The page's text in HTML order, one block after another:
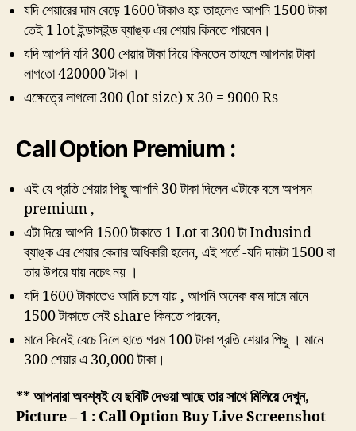
যদি শেয়ারের দাম বেড়ে 1600 টাকাও হয় তাহলেও আপনি 1500 টাকা
তেই 1 lot ইন্ডাসইন্ড ব্যাঙ্ক এর শেয়ার কিনতে পারবেন।
যদি আপনি যদি 300 শেয়ার টাকা দিয়ে কিনতেন তাহলে আপনার টাকা
লাগতো 420000 টাকা ।
এক্ষেত্রে লাগলো 300 (lot size) x 30 = 9000 Rs
Call Option Premium :
এই যে প্রতি শেয়ার পিছু আপনি 30 টাকা দিলেন এটাকে বলে অপসন
premium ,
এটা দিয়ে আপনি 1500 টাকাতে 1 Lot বা 300 টা Indusind
ব্যাঙ্ক এর শেয়ার কেনার অধিকারী হলেন, এই শর্তে -যদি দামটা 1500 বা
তার উপরে যায় নচেৎ নয় ।
যদি 1600 টাকাতেও আমি চলে যায় , আপনি অনেক কম দামে মানে
1500 টাকাতে সেই share কিনতে পারবেন,
মানে কিনেই বেচে দিলে হাতে গরম 100 টাকা প্রতি শেয়ার পিছু । মানে
300 শেয়ার এ 30,000 টাকা।
** আপনারা অবশ্যই যে ছবিটি দেওয়া আছে তার সাথে মিলিয়ে দেখুন,
Picture – 1 : Call Option Buy Live Screenshot